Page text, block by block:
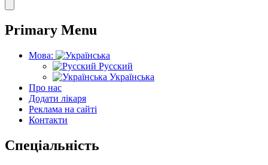
Primary Menu
Мова:
Русский
Українська
Про нас
Додати лікаря
Реклама на сайті
Контакти
Спеціальність